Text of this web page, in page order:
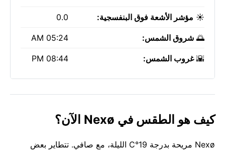
☀️ مؤشر الأشعة فوق البنفسجية: 0.0
🌅 شروق الشمس: 05:24 AM
🌇غروب الشمس: 08:44 PM
كيف هو الطقس في Nexø الآن؟
Nexø مريحة بدرجة 19°C الليلة، مع صافي. تتطاير بعض